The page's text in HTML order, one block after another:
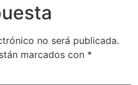
no será publicada.
marcados con *